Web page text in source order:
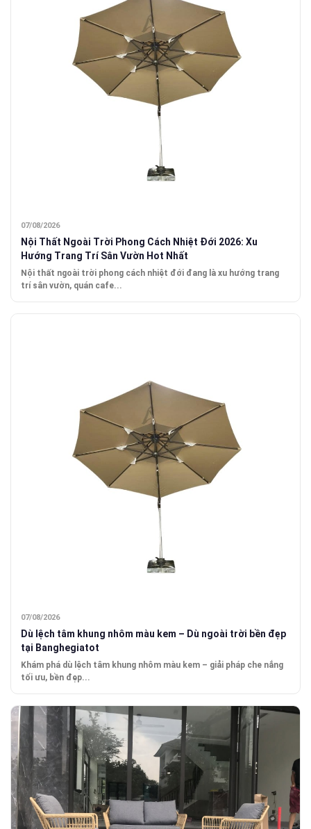
07/08/2026
Nội Thất Ngoài Trời Phong Cách Nhiệt Đới 2026: Xu
Hướng Trang Trí Sân Vườn Hot Nhất
Nội thất ngoài trời phong cách nhiệt đới đang là xu hướng trang
trí sân vườn, quán cafe...
07/08/2026
Dù lệch tâm khung nhôm màu kem – Dù ngoài trời bền đẹp
tại Banghegiatot
Khám phá dù lệch tâm khung nhôm màu kem – giải pháp che nắng
tối ưu, bền đẹp...